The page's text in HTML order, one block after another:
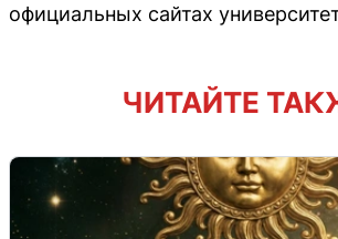
официальных сайтах
ЧИТАЙТЕ